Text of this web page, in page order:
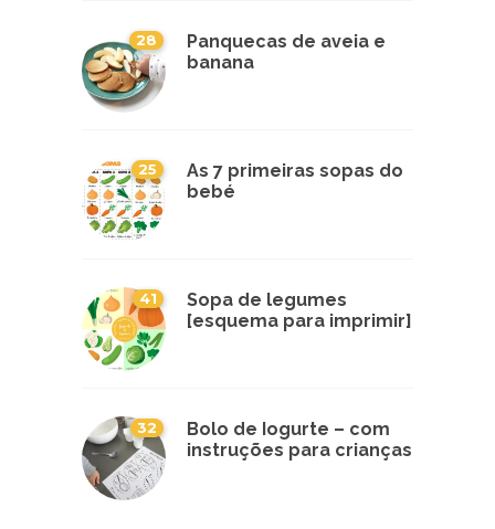
28
Panquecas de aveia e
banana
25
As 7 primeiras sopas do
bebé
41
Sopa de legumes
[esquema para imprimir]
32
Bolo de Iogurte – com
instruções para crianças